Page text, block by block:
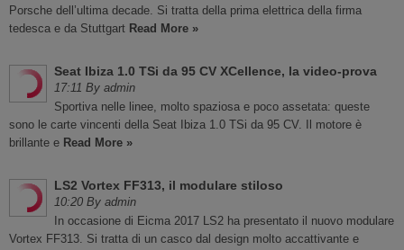
Porsche dell’ultima decade. Si tratta della prima elettrica della firma
tedesca e da Stuttgart Read More »
Seat Ibiza 1.0 TSi da 95 CV XCellence, la video-prova
17:11 By admin
Sportiva nelle linee, molto spaziosa e poco assetata: queste
sono le carte vincenti della Seat Ibiza 1.0 TSi da 95 CV. Il motore è
brillante e Read More »
LS2 Vortex FF313, il modulare stiloso
10:20 By admin
In occasione di Eicma 2017 LS2 ha presentato il nuovo modulare
Vortex FF313. Si tratta di un casco dal design molto accattivante e